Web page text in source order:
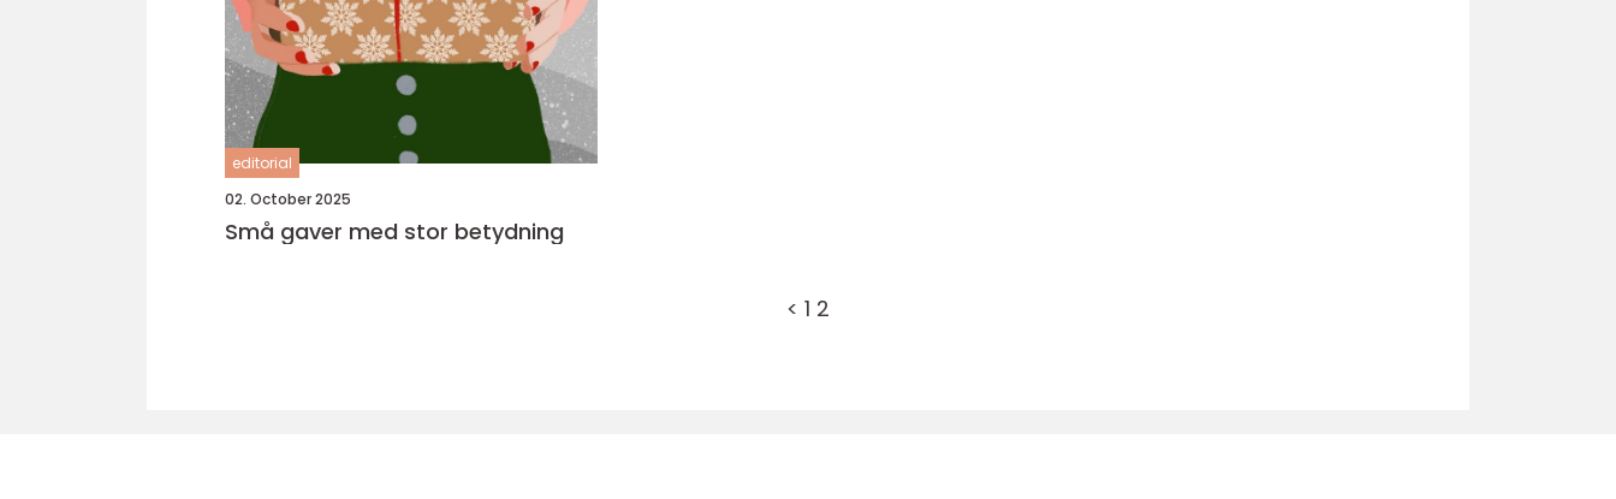
editorial
02. October 2025
Små gaver med stor betydning
< 1 2